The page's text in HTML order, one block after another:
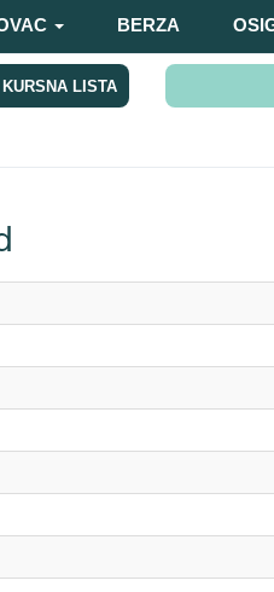
BERZA
KURSNA LISTA